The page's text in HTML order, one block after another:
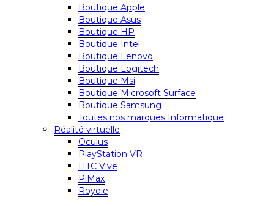
Boutique Apple
Boutique Asus
Boutique HP
Boutique Intel
Boutique Lenovo
Boutique Logitech
Boutique Msi
Boutique Microsoft Surface
Boutique Samsung
Toutes nos marques Informatique
Réalité virtuelle
Oculus
PlayStation VR
HTC Vive
PiMax
Royole